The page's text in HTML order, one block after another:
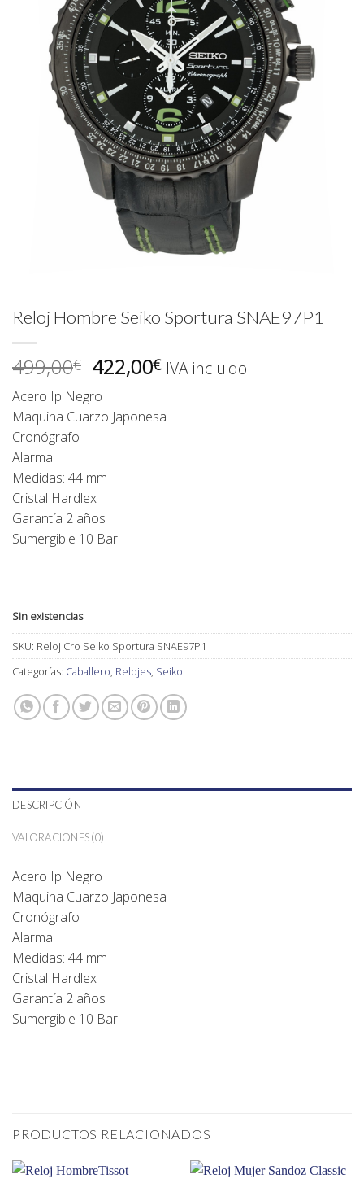
Reloj Hombre Seiko Sportura SNAE97P1
499,00€ El
precio
original
era:
422,00€El
es:
IVA incluido
Acero Ip Negro
Maquina Cuarzo Japonesa
Cronógrafo
Alarma
Medidas: 44 mm
Cristal Hardlex
Garantía 2 años
Sumergible 10 Bar
Sin existencias
SKU: Reloj Cro Seiko Sportura SNAE97P1
Categorías: Caballero, Relojes, Seiko
DESCRIPCIÓN
VALORACIONES (0)
Acero Ip Negro
Maquina Cuarzo Japonesa
Cronógrafo
Alarma
Medidas: 44 mm
Cristal Hardlex
Garantía 2 años
Sumergible 10 Bar
PRODUCTOS RELACIONADOS